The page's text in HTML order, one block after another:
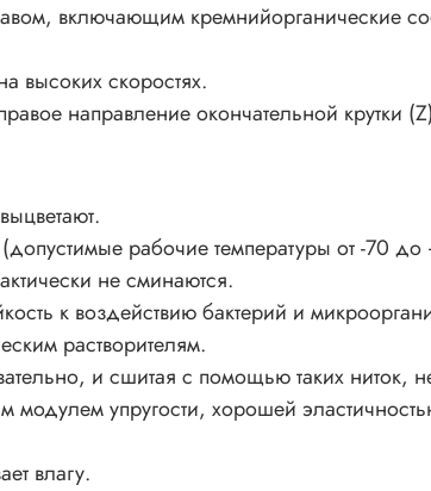
включающим кремнийорганические
высоких скоростях.
направление окончательной крутки
рабочие температуры от -70 до
не сминаются.
к воздействию бактерий и
растворителям.
и сшитая с помощью таких ниток,
упругости, хорошей
влагу.